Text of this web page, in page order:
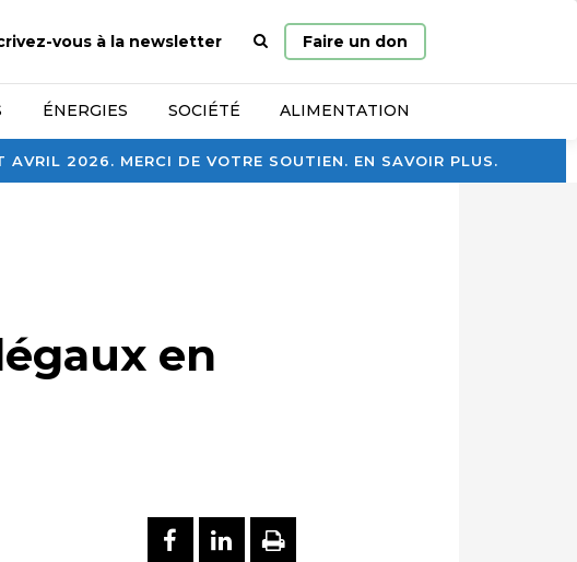
AVRIL 2026. MERCI DE VOTRE SOUTIEN. EN SAVOIR PLUS.
vous à la newsletter
Page
d’accueil
Faire un don
ÉNERGIES SOCIÉTÉ ALIMENTATION
en
PARTAGER SUR FACEBOOK
PARTAGER SUR
IMPRIMER